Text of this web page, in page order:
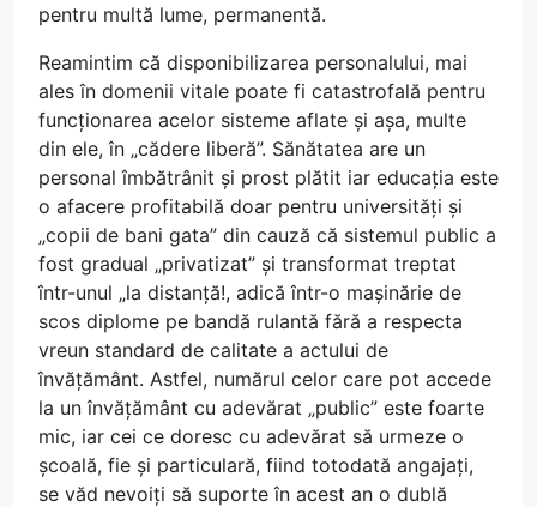
pentru multă lume, permanentă.
Reamintim că disponibilizarea personalului, mai
ales în domenii vitale poate fi catastrofală pentru
funcționarea acelor sisteme aflate și așa, multe
din ele, în „cădere liberă”. Sănătatea are un
personal îmbătrânit și prost plătit iar educația este
o afacere profitabilă doar pentru universități și
„copii de bani gata” din cauză că sistemul public a
fost gradual „privatizat” și transformat treptat
într-unul „la distanță!, adică într-o mașinărie de
scos diplome pe bandă rulantă fără a respecta
vreun standard de calitate a actului de
învățământ. Astfel, numărul celor care pot accede
la un învățământ cu adevărat „public” este foarte
mic, iar cei ce doresc cu adevărat să urmeze o
școală, fie și particulară, fiind totodată angajați,
se văd nevoiți să suporte în acest an o dublă